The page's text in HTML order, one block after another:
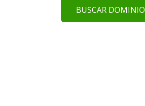
BUSCAR DOMINIO